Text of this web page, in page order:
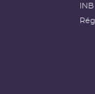
INB